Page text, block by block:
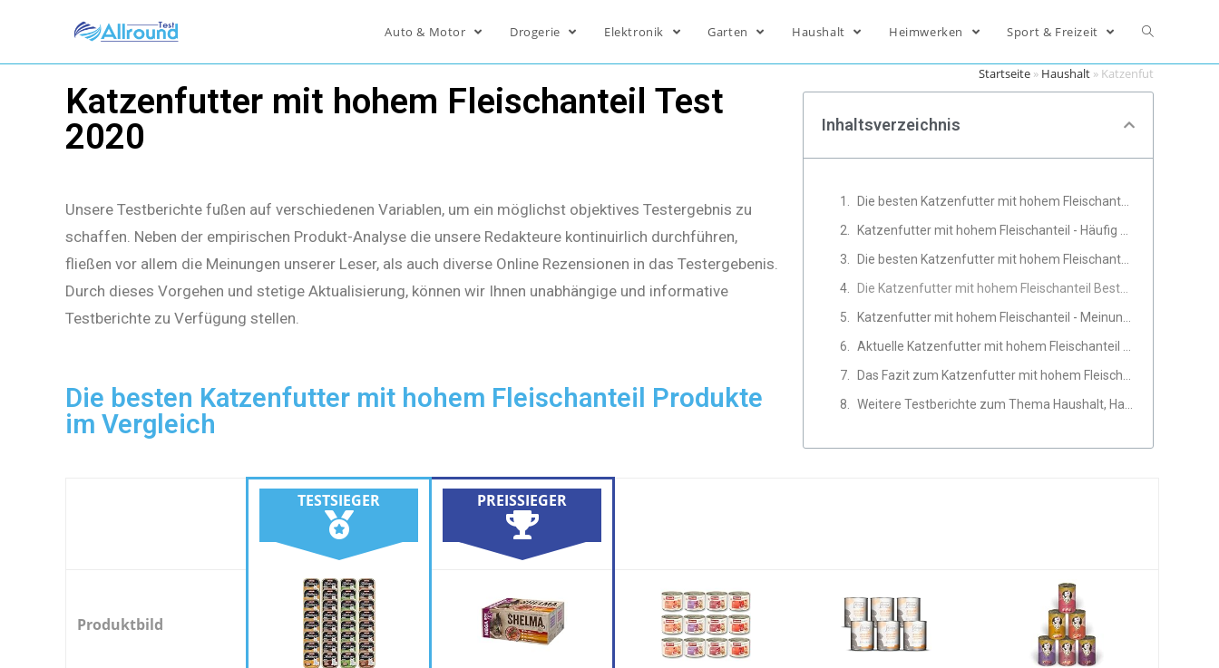
Auto & Motor Drogerie Elektronik Garten Haushalt Heimwerken Sport & Freizeit
Katzenfutter mit hohem Fleischanteil Test
2020
Unsere Testberichte fußen auf verschiedenen Variablen, um ein möglichst objektives Testergebnis zu
schaffen. Neben der empirischen Produkt-Analyse die unsere Redakteure kontinuirlich durchführen,
fließen vor allem die Meinungen unserer Leser, als auch diverse Online Rezensionen in das Testergebenis.
Durch dieses Vorgehen und stetige Aktualisierung, können wir Ihnen unabhängige und informative
Testberichte zu Verfügung stellen.
Die besten Katzenfutter mit hohem Fleischanteil Produkte
im Vergleich
Startseite» Haushalt» Katzenfutter mit
Inhaltsverzeichnis
TESTSIEGER PREISSIEGER
Produktbild